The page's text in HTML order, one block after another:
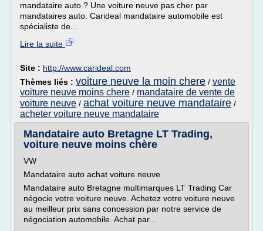
mandataire auto ? Une voiture neuve pas cher par
mandataires auto. Carideal mandataire automobile est
spécialiste de...
Lire la suite
Site : http://www.carideal.com
Thèmes liés : voiture neuve la moin chere / vente
voiture neuve moins chere / mandataire de vente de
voiture neuve / achat voiture neuve mandataire /
acheter voiture neuve mandataire
Mandataire auto Bretagne LT Trading,
voiture neuve moins chère
VW
Mandataire auto achat voiture neuve
Mandataire auto Bretagne multimarques LT Trading Car
négocie votre voiture neuve. Achetez votre voiture neuve
au meilleur prix sans concession par notre service de
négociation automobile. Achat par...